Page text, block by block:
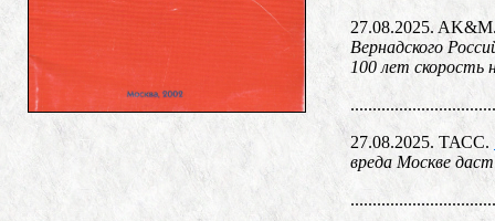
27.08.2025.
Вернадского
100 лет скорость
27.08.2025. ТАСС.
вреда Москве